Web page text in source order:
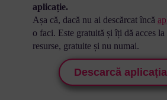
aplicație.
Așa că, dacă nu ai descărcat încă
o faci. Este gratuită și îți dă acces
resurse, gratuite și nu numai.
Descarcă